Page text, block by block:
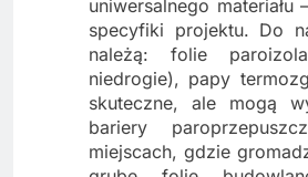
uniwersalnego
specyfiki projektu. Do
należą: folie
niedrogie), papy
skuteczne, ale mogą
bariery
miejscach, gdzie